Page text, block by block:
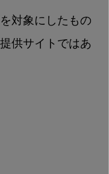
対象にしたもの
供サイトではあ